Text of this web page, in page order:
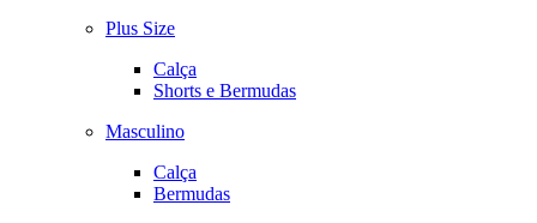
Plus Size
Calça
Shorts e Bermudas
Masculino
Calça
Bermudas